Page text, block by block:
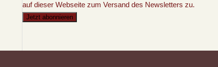
auf dieser Webseite zum Versand des Newsletters zu.